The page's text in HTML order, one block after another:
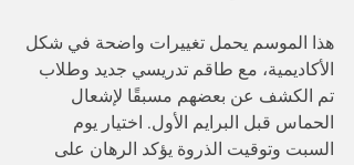
هذا الموسم يحمل تغييرات واضحة في شكل
الأكاديمية، مع طاقم تدريسي جديد وطلاب
تم الكشف عن بعضهم مسبقًا لإشعال
الحماس قبل البرايم الأول. اختيار يوم
السبت وتوقيت الذروة يؤكد الرهان على